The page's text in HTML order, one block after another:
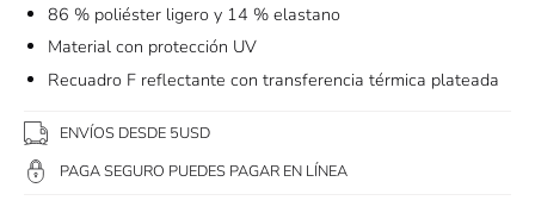
86 % poliéster ligero y 14 % elastano
Material con protección UV
Recuadro F reflectante con transferencia térmica plateada
ENVÍOS DESDE 5USD
PAGA SEGURO PUEDES PAGAR EN LÍNEA